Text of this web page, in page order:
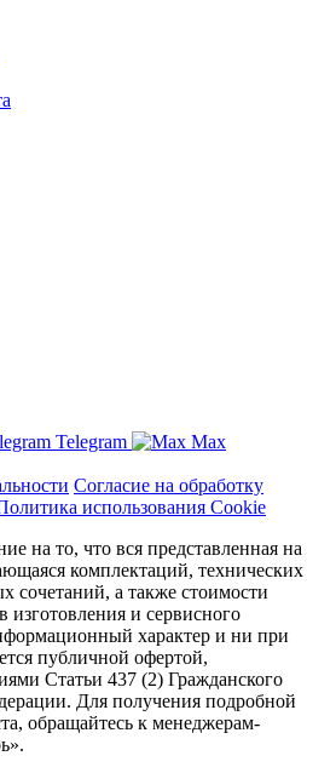
Telegram
Max
Согласие на обработку
использования Cookie
на то, что вся представленная на
комплектаций, технических
сочетаний, а также стоимости
изготовления и сервисного
характер и ни при
публичной офертой,
Статьи 437 (2) Гражданского
Для получения подробной
обращайтесь к менеджерам-